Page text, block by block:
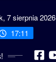
7 sierpnia 2026
17:11